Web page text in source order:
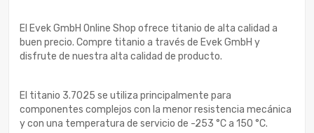
El Evek GmbH Online Shop ofrece titanio de alta calidad a
buen precio. Compre titanio a través de Evek GmbH y
disfrute de nuestra alta calidad de producto.
El titanio 3.7025 se utiliza principalmente para
componentes complejos con la menor resistencia mecánica
y con una temperatura de servicio de -253 °C a 150 °C.